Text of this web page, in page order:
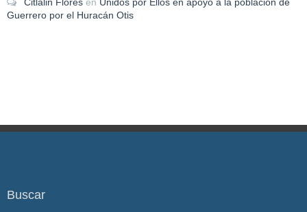
Guerrero por el Huracán Otis
Buscar